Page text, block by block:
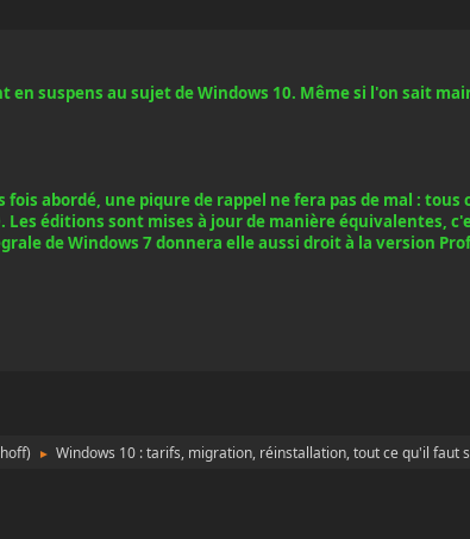
en suspens au sujet de Windows 10. Même si l'on sait
abordé, une piqure de rappel ne fera pas de mal :
Les éditions sont mises à jour de manière équivalentes,
de Windows 7 donnera elle aussi droit à la version
) ►
Windows 10 : tarifs, migration, réinstallation, tout ce qu'il faut